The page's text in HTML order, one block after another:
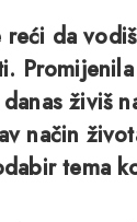
da
živiš
način
tema